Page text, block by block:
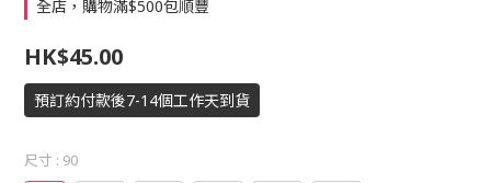
全店，購物滿$500包順豐
HK$45.00
預訂約付款後7-14個工作天到貨
尺寸 : 90